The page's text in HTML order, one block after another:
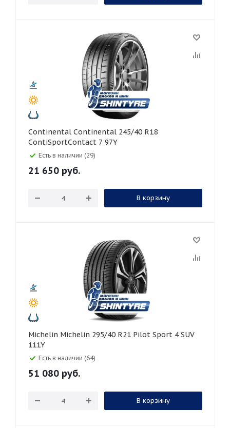
Continental Continental 245/40 R18
ContiSportContact 7 97Y
Есть в наличии (29)
21 650 руб.
В корзину
Michelin Michelin 295/40 R21 Pilot Sport 4 SUV
111Y
Есть в наличии (64)
51 080 руб.
В корзину